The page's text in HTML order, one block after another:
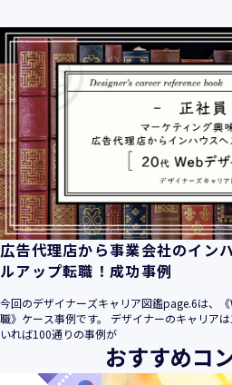
カード情報、ログインID、パスワ
ドレス等において、特定の個人を
（他の情報と照合することができ
識別することができることとなる
・当社の運営・提供するサービス
ビス」といいます。）において、
なったサービスの内容、ご利用日
用内容及びご利用履歴に関する情
【個人情報の取得・収集について
当社は、以下の方法により、個人
ます。
当社サービスにおいて、自ら入力
取得・収集させていただきます。
・電子メール、郵便、書面、電話
させていただく方法
広告代理店から事業会社のイン
ルアップ転職！成功事例
今回のデザイナーズキャリア図鑑page.6は、
職》ケース事例です。 デザイナーのキャリア
いれば100通りの事例が
おすすめコ